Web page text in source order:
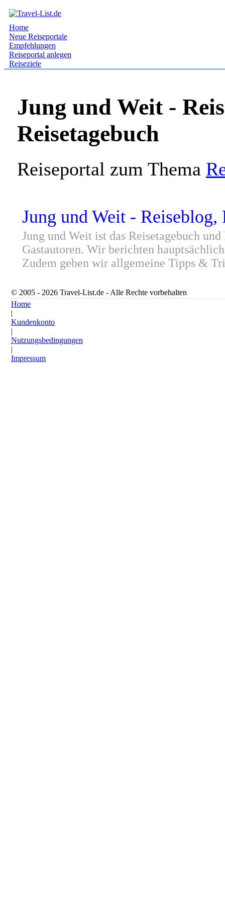
Home
Neue Reiseportale
Empfehlungen
Reiseportal anlegen
Reiseziele
Jung und Weit -
Reisetagebuch
Reiseportal zum Thema
Jung und Weit -
Jung und Weit ist das Reisetagebuch
Gastautoren. Wir berichten
Zudem geben wir allgemeine Tipps &
© 2005 - 2026 Travel-List.de - Alle Rechte vorbehalten
Home
|
Kundenkonto
|
Nutzungsbedingungen
|
Impressum